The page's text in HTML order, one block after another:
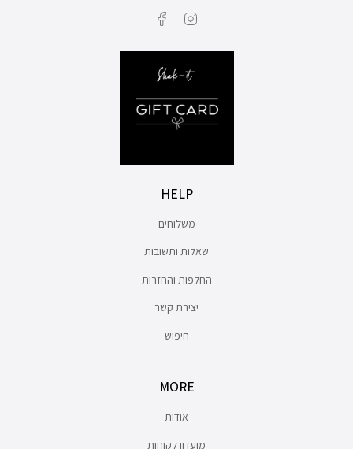
Instagram
HELP
משלוחים
שאלות ותשובות
החלפות והחזרות
יצירת קשר
חיפוש
MORE
אודות
מועדון לקוחות